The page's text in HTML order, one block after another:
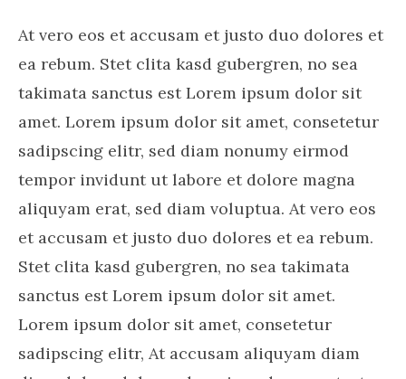
At vero eos et accusam et justo duo dolores et
ea rebum. Stet clita kasd gubergren, no sea
takimata sanctus est Lorem ipsum dolor sit
amet. Lorem ipsum dolor sit amet, consetetur
sadipscing elitr, sed diam nonumy eirmod
tempor invidunt ut labore et dolore magna
aliquyam erat, sed diam voluptua. At vero eos
et accusam et justo duo dolores et ea rebum.
Stet clita kasd gubergren, no sea takimata
sanctus est Lorem ipsum dolor sit amet.
Lorem ipsum dolor sit amet, consetetur
sadipscing elitr, At accusam aliquyam diam